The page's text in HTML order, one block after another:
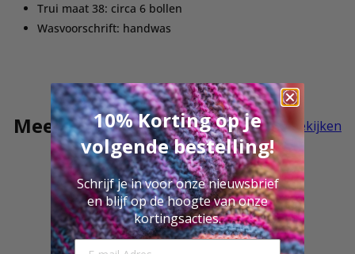
Trui maat 38: circa 6 bollen
Wasvoorschrift: handwas
Meer Ecopuno Alles bekijken
10% Korting op je
volgende bestelling!
Schrijf je in voor onze nieuwsbrief
en blijf op de hoogte van onze
kortingsacties.
E-mail Adresse